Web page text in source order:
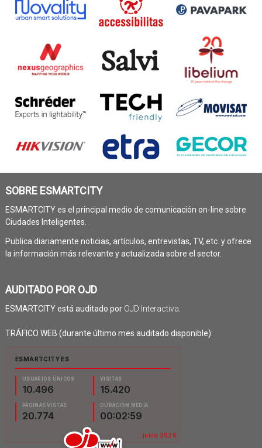
SOBRE ESMARTCITY
ESMARTCITY es el principal medio de comunicación on-line sobre
Ciudades Inteligentes.
Publica diariamente noticias, artículos, entrevistas, TV, etc. y ofrece
la información más relevante y actualizada sobre el sector.
AUDITADO POR OJD
ESMARTCITY está auditado por OJD Interactiva
TRÁFICO WEB (durante último mes auditado disponible):